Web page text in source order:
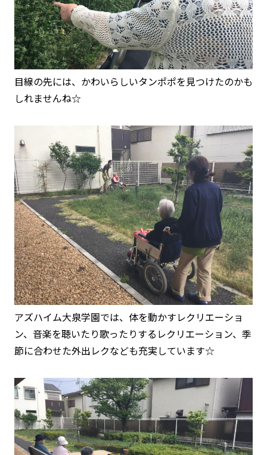
目線の先には、かわいらしいタンポポを見つけたのかも
しれませんね☆
アズハイム大泉学園では、体を動かすレクリエーショ
ン、音楽を聴いたり歌ったりするレクリエーション、季
節に合わせた外出レクなども充実しています☆